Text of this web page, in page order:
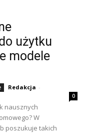
użytku
modele
Redakcja -
0
nausznych
W
poszukuje takich